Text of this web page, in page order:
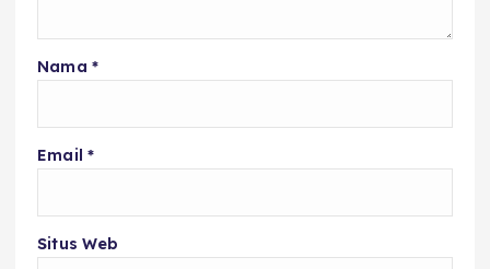
Nama *
Email *
Situs Web